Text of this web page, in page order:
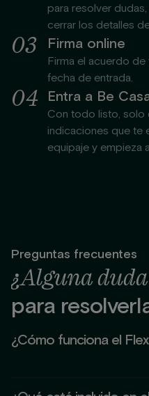
para resolver
cerrar los detalles
03 Firma online
Firma el acuerdo
fecha de entrada.
04 Entra a Be
Con todo listo, solo
indicaciones que te
equipaje y empieza
Preguntas frecuentes
¿Alguna
para
¿Cómo funciona el